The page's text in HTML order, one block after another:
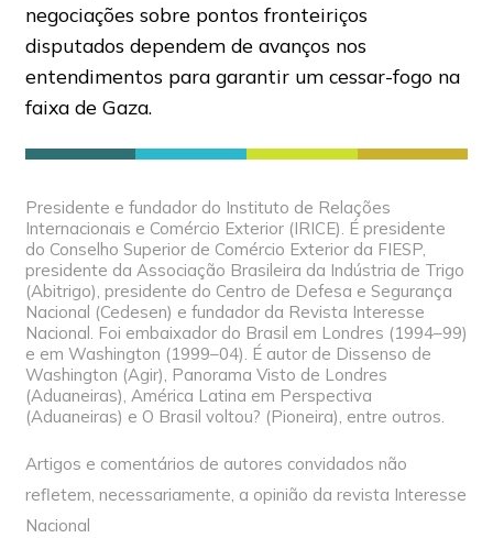
negociações sobre pontos fronteiriços
disputados dependem de avanços nos
entendimentos para garantir um cessar-fogo na
faixa de Gaza.
Presidente e fundador do Instituto de Relações
Internacionais e Comércio Exterior (IRICE). É presidente
do Conselho Superior de Comércio Exterior da FIESP,
presidente da Associação Brasileira da Indústria de Trigo
(Abitrigo), presidente do Centro de Defesa e Segurança
Nacional (Cedesen) e fundador da Revista Interesse
Nacional. Foi embaixador do Brasil em Londres (1994–99)
e em Washington (1999–04). É autor de Dissenso de
Washington (Agir), Panorama Visto de Londres
(Aduaneiras), América Latina em Perspectiva
(Aduaneiras) e O Brasil voltou? (Pioneira), entre outros.
Artigos e comentários de autores convidados não
refletem, necessariamente, a opinião da revista Interesse
Nacional